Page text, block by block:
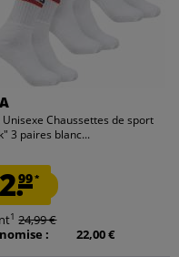
Unisexe Chaussettes de sport
3 paires blanc...
2.99*
1 24,99 €
:
22,00 €